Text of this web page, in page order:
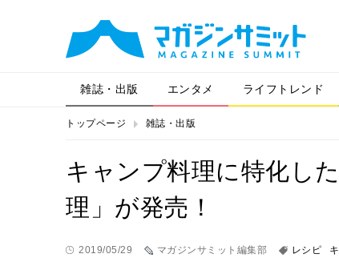
雑誌・出版 エンタメ ライフトレンド
トップページ 雑誌・出版
キャンプ料理に特化し
理」が発売！
2019/05/29 マガジンサミット編集部 レシピ